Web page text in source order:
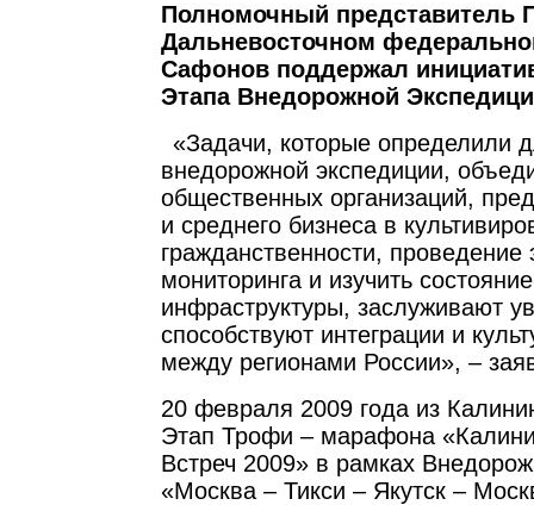
Полномочный представитель
Дальневосточном
Сафонов поддержал
Этапа Внедорожной
«Задачи, которые определили
внедорожной экспедиции,
общественных организаций,
и среднего бизнеса в
гражданственности, проведение
мониторинга и изучить
инфраструктуры, заслуживают
способствуют интеграции и
между регионами России», –
20 февраля 2009 года из
Этап Трофи – марафона
Встреч 2009» в рамках
«Москва – Тикси – Якутск –